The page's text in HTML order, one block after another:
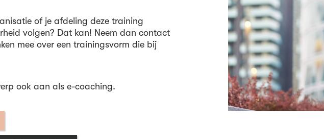
of je afdeling deze training
volgen? Dat kan! Neem dan contact
mee over een trainingsvorm die bij
ook aan als e-coaching.